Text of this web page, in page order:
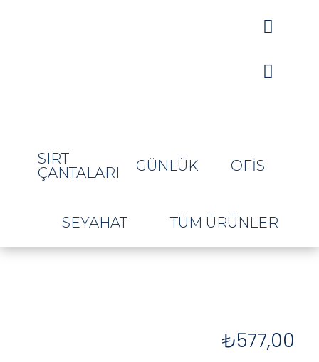


SIRT
ÇANTALARI
GÜNLÜK OFIS
SEYAHAT TÜM ÜRÜNLER
₺577,00